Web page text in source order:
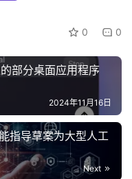
0 0
部分桌面应用程序
2024年11月16日
指导草案为大型人工
Next